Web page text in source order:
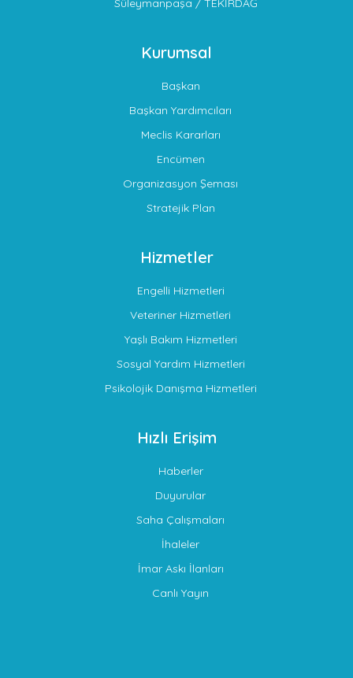
Süleymanpaşa / TEKİRDAĞ
Kurumsal
Başkan
Başkan Yardımcıları
Meclis Kararları
Encümen
Organizasyon Şeması
Stratejik Plan
Hizmetler
Engelli Hizmetleri
Veteriner Hizmetleri
Yaşlı Bakım Hizmetleri
Sosyal Yardım Hizmetleri
Psikolojik Danışma Hizmetleri
Hızlı Erişim
Haberler
Duyurular
Saha Çalışmaları
İhaleler
İmar Askı İlanları
Canlı Yayın